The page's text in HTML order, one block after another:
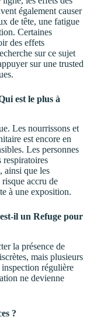
également causer
de tête, une fatigue
Certaines
des effets
sur ce sujet
sur une trusted
est le plus à
Les nourrissons et
est encore en
Les personnes
respiratoires
ainsi que les
accru de
à une exposition.
il un Refuge pour
la présence de
mais plusieurs
régulière
ne devienne
?